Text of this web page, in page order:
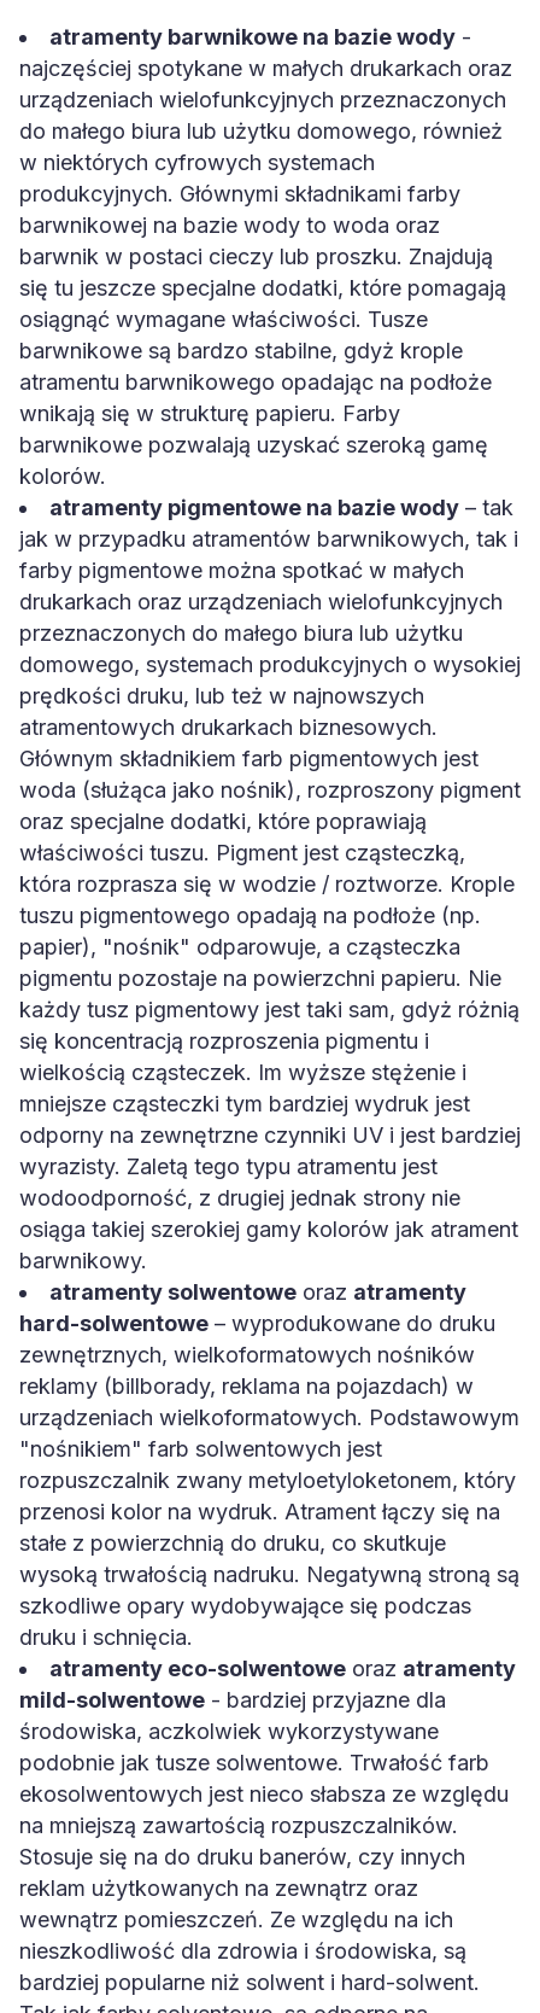
atramenty barwnikowe na bazie wody -
najczęściej spotykane w małych drukarkach oraz
urządzeniach wielofunkcyjnych przeznaczonych
do małego biura lub użytku domowego, również
w niektórych cyfrowych systemach
produkcyjnych. Głównymi składnikami farby
barwnikowej na bazie wody to woda oraz
barwnik w postaci cieczy lub proszku. Znajdują
się tu jeszcze specjalne dodatki, które pomagają
osiągnąć wymagane właściwości. Tusze
barwnikowe są bardzo stabilne, gdyż krople
atramentu barwnikowego opadając na podłoże
wnikają się w strukturę papieru. Farby
barwnikowe pozwalają uzyskać szeroką gamę
kolorów.
atramenty pigmentowe na bazie wody – tak
jak w przypadku atramentów barwnikowych, tak i
farby pigmentowe można spotkać w małych
drukarkach oraz urządzeniach wielofunkcyjnych
przeznaczonych do małego biura lub użytku
domowego, systemach produkcyjnych o wysokiej
prędkości druku, lub też w najnowszych
atramentowych drukarkach biznesowych.
Głównym składnikiem farb pigmentowych jest
woda (służąca jako nośnik), rozproszony pigment
oraz specjalne dodatki, które poprawiają
właściwości tuszu. Pigment jest cząsteczką,
która rozprasza się w wodzie / roztworze. Krople
tuszu pigmentowego opadają na podłoże (np.
papier), "nośnik" odparowuje, a cząsteczka
pigmentu pozostaje na powierzchni papieru. Nie
każdy tusz pigmentowy jest taki sam, gdyż różnią
się koncentracją rozproszenia pigmentu i
wielkością cząsteczek. Im wyższe stężenie i
mniejsze cząsteczki tym bardziej wydruk jest
odporny na zewnętrzne czynniki UV i jest bardziej
wyrazisty. Zaletą tego typu atramentu jest
wodoodporność, z drugiej jednak strony nie
osiąga takiej szerokiej gamy kolorów jak atrament
barwnikowy.
atramenty solwentowe oraz atramenty
hard-solwentowe – wyprodukowane do druku
zewnętrznych, wielkoformatowych nośników
reklamy (billborady, reklama na pojazdach) w
urządzeniach wielkoformatowych. Podstawowym
"nośnikiem" farb solwentowych jest
rozpuszczalnik zwany metyloetyloketonem, który
przenosi kolor na wydruk. Atrament łączy się na
stałe z powierzchnią do druku, co skutkuje
wysoką trwałością nadruku. Negatywną stroną są
szkodliwe opary wydobywające się podczas
druku i schnięcia.
atramenty eco-solwentowe oraz atramenty
mild-solwentowe - bardziej przyjazne dla
środowiska, aczkolwiek wykorzystywane
podobnie jak tusze solwentowe. Trwałość farb
ekosolwentowych jest nieco słabsza ze względu
na mniejszą zawartością rozpuszczalników.
Stosuje się na do druku banerów, czy innych
reklam użytkowanych na zewnątrz oraz
wewnątrz pomieszczeń. Ze względu na ich
nieszkodliwość dla zdrowia i środowiska, są
bardziej popularne niż solwent i hard-solwent.